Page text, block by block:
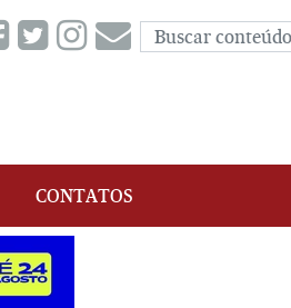
CONTATOS